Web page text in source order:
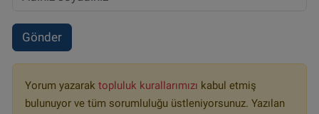
Gönder
Yorum yazarak topluluk kurallarımızı kabul etmiş
bulunuyor ve tüm sorumluluğu üstleniyorsunuz. Yazılan